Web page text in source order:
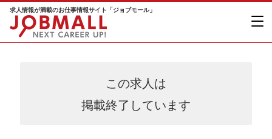
求人情報が満載のお仕事情報サイト「ジョブモール」
この求人は
掲載終了しています